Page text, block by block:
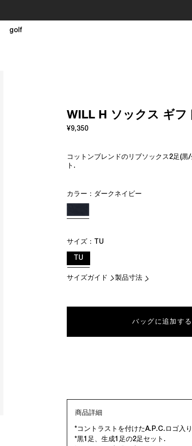
golf
WILL H ソックス ギフ
¥9,350
コットンブレンドのリブソックス2足(黒
ト.
カラー： ダークネイビー
サイズ： TU
TU
サイズガイド 製品寸法
バッグに追加する
商品詳細
*コントラストを付けたA.P.C.ロゴ入
*黒1足、生成1足の2足セット.